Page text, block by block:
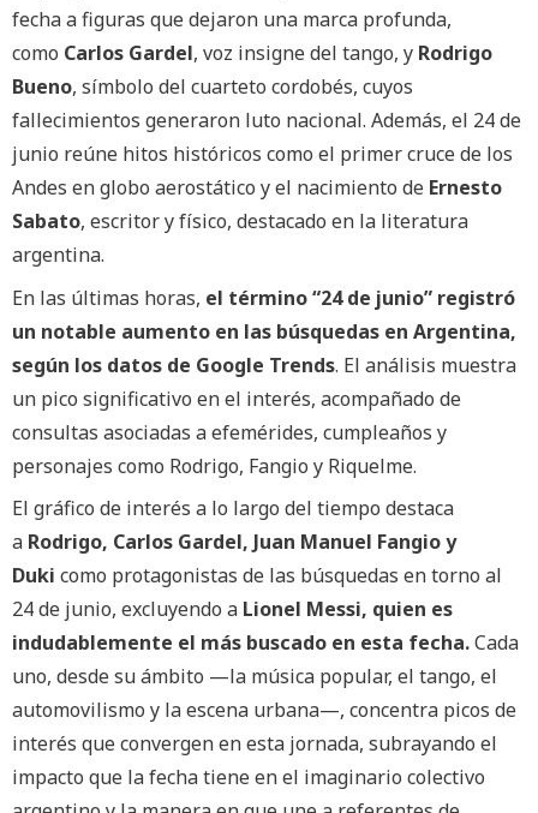
fecha a figuras que dejaron una marca profunda,
como Carlos Gardel, voz insigne del tango, y Rodrigo
Bueno, símbolo del cuarteto cordobés, cuyos
fallecimientos generaron luto nacional. Además, el 24 de
junio reúne hitos históricos como el primer cruce de los
Andes en globo aerostático y el nacimiento de Ernesto
Sabato, escritor y físico, destacado en la literatura
argentina.
En las últimas horas, el término “24 de junio” registró
un notable aumento en las búsquedas en Argentina,
según los datos de Google Trends. El análisis muestra
un pico significativo en el interés, acompañado de
consultas asociadas a efemérides, cumpleaños y
personajes como Rodrigo, Fangio y Riquelme.
El gráfico de interés a lo largo del tiempo destaca
a Rodrigo, Carlos Gardel, Juan Manuel Fangio y
Duki como protagonistas de las búsquedas en torno al
24 de junio, excluyendo a Lionel Messi, quien es
indudablemente el más buscado en esta fecha.Cada
uno, desde su ámbito —la música popular, el tango, el
automovilismo y la escena urbana—, concentra picos de
interés que convergen en esta jornada, subrayando el
impacto que la fecha tiene en el imaginario colectivo